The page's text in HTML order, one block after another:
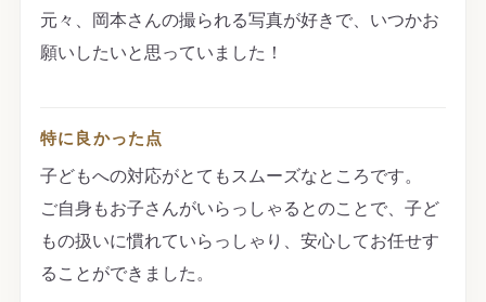
元々、岡本さんの撮られる写真が好きで、いつかお
願いしたいと思っていました！
特に良かった点
子どもへの対応がとてもスムーズなところです。
ご自身もお子さんがいらっしゃるとのことで、子ど
もの扱いに慣れていらっしゃり、安心してお任せす
ることができました。